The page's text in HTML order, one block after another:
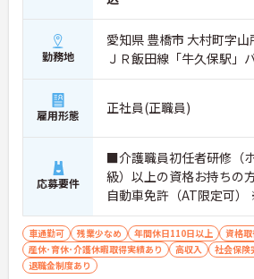
勤務地
愛知県 豊橋市 大村町字山
ＪＲ飯田線「牛久保駅」
雇用形態 正社員(正職員)
応募要件
■介護職員初任者研修（
級）以上の資格お持ちの
自動車免許（AT限定可
以上ある方
車通勤可 残業少なめ 年間休日110日以上
資格
産休･育休･介護休暇取得実績あり
高収入 社会保険
退職金制度あり